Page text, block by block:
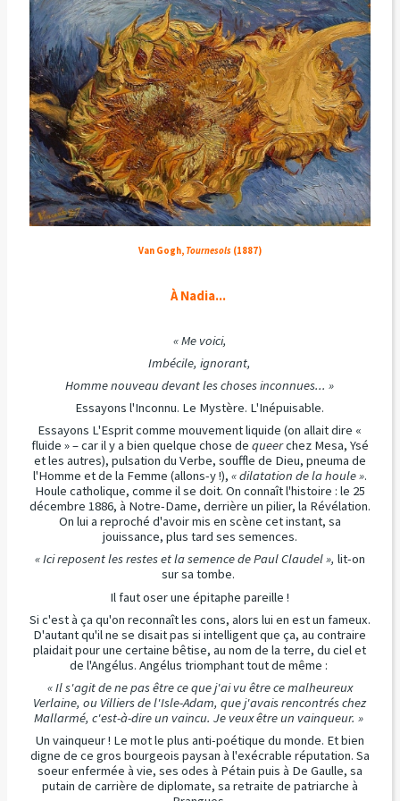
Van Gogh, Tournesols(1887)
À Nadia...
« Me voici,
Imbécile, ignorant,
Homme nouveau devant les choses inconnues... »
Essayons l'Inconnu. Le Mystère. L'Inépuisable.
Essayons L'Esprit comme mouvement liquide (on allait dire «
fluide » – car il y a bien quelque chose de queerchez Mesa, Ysé
et les autres), pulsation du Verbe, souffle de Dieu, pneuma de
l'Homme et de la Femme (allons-y !), « dilatation de la houle ».
Houle catholique, comme il se doit. On connaît l'histoire : le 25
décembre 1886, à Notre-Dame, derrière un pilier, la Révélation.
On lui a reproché d'avoir mis en scène cet instant, sa
jouissance, plus tard ses semences.
« Ici reposent les restes et la semence de Paul Claudel », lit-on
sur sa tombe.
Il faut oser une épitaphe pareille !
Si c'est à ça qu'on reconnaît les cons, alors lui en est un fameux.
D'autant qu'il ne se disait pas si intelligent que ça, au contraire
plaidait pour une certaine bêtise, au nom de la terre, du ciel et
de l'Angélus. Angélus triomphant tout de même :
« Il s'agit de ne pas être ce que j'ai vu être ce malheureux
Verlaine, ou Villiers de l'Isle-Adam, que j'avais rencontrés chez
Mallarmé, c'est-à-dire un vaincu. Je veux être un vainqueur. »
Un vainqueur ! Le mot le plus anti-poétique du monde. Et bien
digne de ce gros bourgeois paysan à l'exécrable réputation. Sa
soeur enfermée à vie, ses odes à Pétain puis à De Gaulle, sa
putain de carrière de diplomate, sa retraite de patriarche à